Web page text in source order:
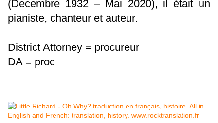
(Decembre 1932 – Mai 2020), il était un
pianiste, chanteur et auteur.
District Attorney = procureur
DA = proc